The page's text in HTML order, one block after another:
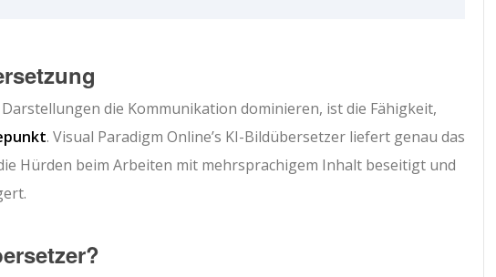
die Kommunikation dominieren, ist die Fähigkeit,
. Visual Paradigm Online’s KI-Bildübersetzer liefert genau das
Hürden beim Arbeiten mit mehrsprachigem Inhalt beseitigt und